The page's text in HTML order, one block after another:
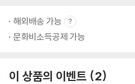
해외배송 가능
문화비소득공제 가능
이 상품의 이벤트 2